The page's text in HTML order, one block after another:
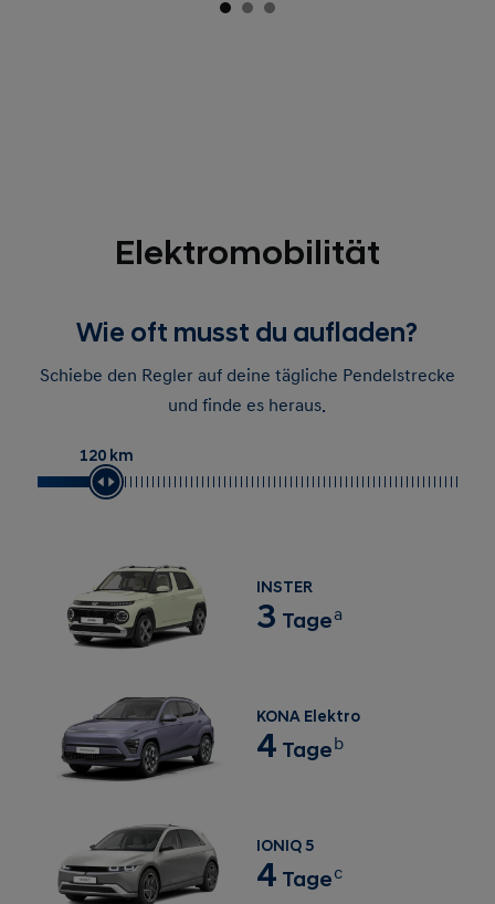
Wie oft musst du aufladen?
und finde es heraus.
120 km